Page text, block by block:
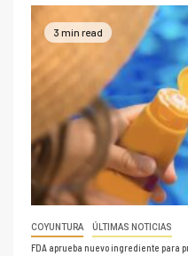
3 min read
COYUNTURA ÚLTIMAS NOTICIAS
FDA aprueba nuevo ingrediente para